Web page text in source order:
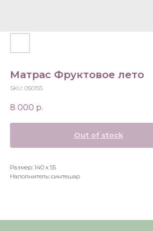
Матрас Фруктовое лето
SKU: 050155
8 000 р.
Out of stock
Размер: 140 х 55
Наполнитель: синтешар